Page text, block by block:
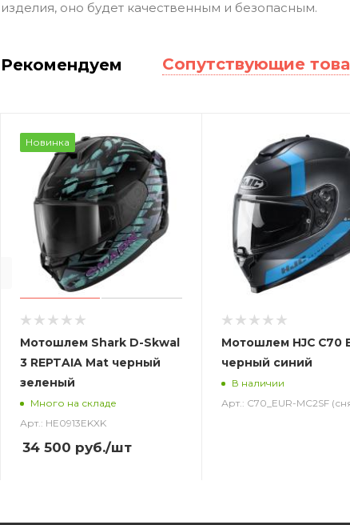
изделия, оно будет качественным и безопасным.
Рекомендуем Сопутствующие
Новинка
Мотошлем Shark D-Skwal
3 REPTAIA Mat черный
зеленый
Много на складе
Арт.: HE0913EKXK
34 500 руб./шт
Мотошлем HJC C70
черный синий
В наличии
Арт.: C70_EUR-MC2SF